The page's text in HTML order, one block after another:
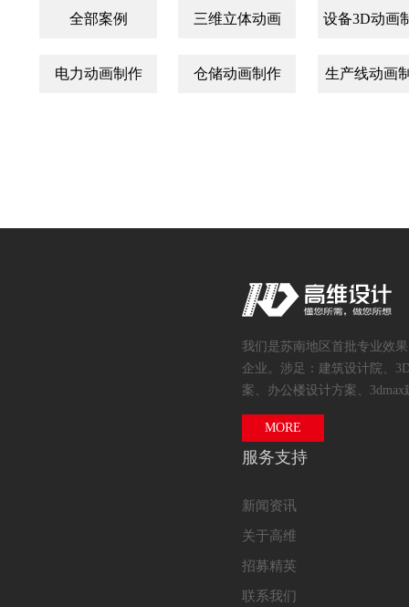
全部案例 三维立体动画 设备3D动画
电力动画制作 仓储动画制作 生产线动画
我们是苏南地区首批专业效
企业。涉足：建筑设计院、
案、办公楼设计方案、
MORE
服务支持
新闻资讯
关于高维
招募精英
联系我们